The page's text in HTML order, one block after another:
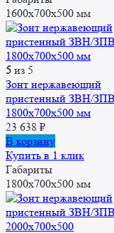
1600x700x500 мм
5 из 5
Зонт нержавеющий
пристенный ЗВН/
1800х700х500 мм
23 638 ₽
В корзину
Купить в 1 клик
Габариты
1800x700x500 мм